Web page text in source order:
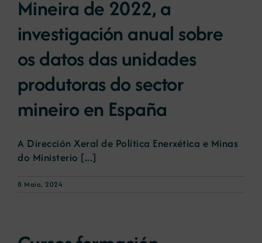
Novas
Contacto
Mineira de 2022, a
investigación anual sobre
os datos das unidades
produtoras do sector
mineiro en España
A Dirección Xeral de Política Enerxética e Minas
do Ministerio [...]
8 Maio, 2024